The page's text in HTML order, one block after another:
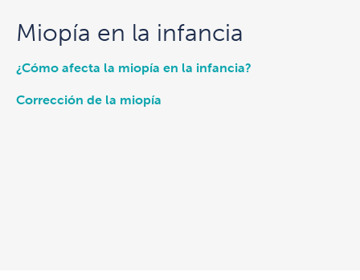
Miopía en la infancia
¿Cómo afecta la miopía en la infancia?
Corrección de la miopía